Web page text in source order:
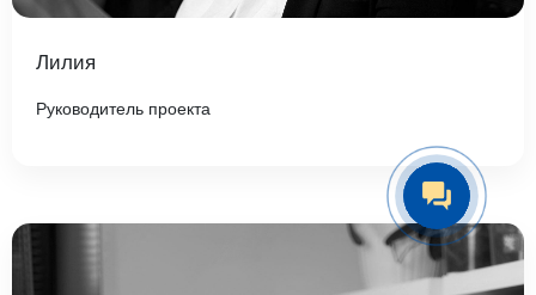
Лилия
Руководитель проекта